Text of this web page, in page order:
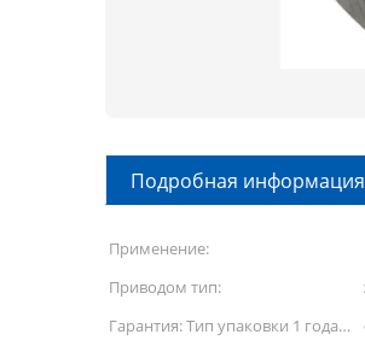
Подробная информация
Применение:
Приводом тип:
Гарантия: Тип упаковки 1 года: